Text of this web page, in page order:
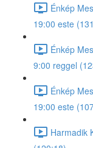
Énkép
19:00 este
Énkép
9:00 reggel
Énkép
19:00 este
Harmadik